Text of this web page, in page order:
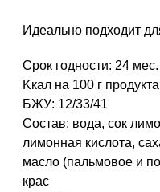
Идеально подходит
Срок годности: 24 мес.
Kкал на 100 г
БЖУ: 12/33/41
Состав: вода, сок
лимонная кислота,
масло (пальмовое и
крас